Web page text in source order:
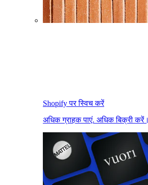
Shopify पर स्विच करें
अधिक ग्राहक पाएं. अधिक बिक्री करें।